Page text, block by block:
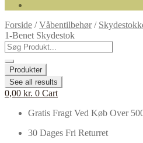
Forside /Våbentilbehør/
1-Benet Skydestok
Search
...
Produkter
See all results
0,00 kr. 0 Cart
Gratis Fragt Ved Køb Over
30 Dages Fri Returret